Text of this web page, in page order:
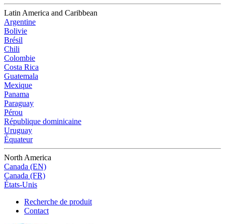
Latin America and Caribbean
Argentine
Bolivie
Brésil
Chili
Colombie
Costa Rica
Guatemala
Mexique
Panama
Paraguay
Pérou
République dominicaine
Uruguay
Équateur
North America
Canada (EN)
Canada (FR)
États-Unis
Recherche de produit
Contact